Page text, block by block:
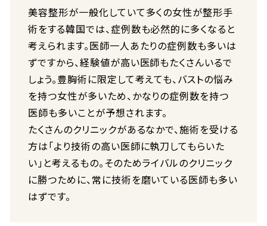
美容整形が一般化していて多くの女性が整形手
術をする韓国では、症例数も必然的に多くなると
考えられます。医師一人あたりの症例数も多いは
ずですから、経験値が高い医師もたくさんいるで
しょう。豊胸術に限定して考えても、バストの悩み
を持つ女性が多いため、かなりの症例数を持つ
医師も多いことが予想されます。
たくさんのクリニックがあるなかで、施術を受ける
方は「より技術の高い医師に執刀してもらいた
い」と考えるもの。そのためライバルのクリニック
に勝つために、常に技術を磨いている医師も多い
はずです。